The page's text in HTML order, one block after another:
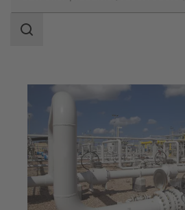
Søkeområde